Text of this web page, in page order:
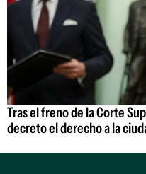
Tras el freno de la Corte
decreto el derecho a la